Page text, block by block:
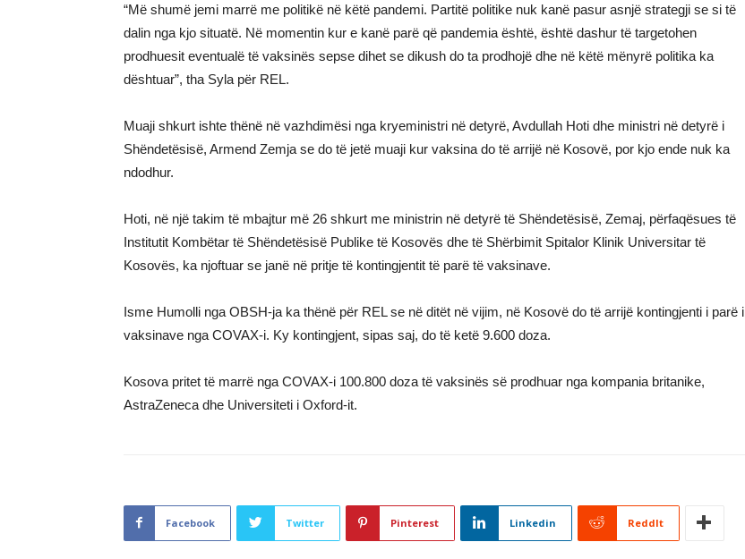
“Më shumë jemi marrë me politikë në këtë pandemi. Partitë politike nuk kanë pasur asnjë strategji se si të
dalin nga kjo situatë. Në momentin kur e kanë parë që pandemia është, është dashur të targetohen
prodhuesit eventualë të vaksinës sepse dihet se dikush do ta prodhojë dhe në këtë mënyrë politika ka
dështuar”, tha Syla për REL.
Muaji shkurt ishte thënë në vazhdimësi nga kryeministri në detyrë, Avdullah Hoti dhe ministri në detyrë i
Shëndetësisë, Armend Zemja se do të jetë muaji kur vaksina do të arrijë në Kosovë, por kjo ende nuk ka
ndodhur.
Hoti, në një takim të mbajtur më 26 shkurt me ministrin në detyrë të Shëndetësisë, Zemaj, përfaqësues të
Institutit Kombëtar të Shëndetësisë Publike të Kosovës dhe të Shërbimit Spitalor Klinik Universitar të
Kosovës, ka njoftuar se janë në pritje të kontingjentit të parë të vaksinave.
Isme Humolli nga OBSH-ja ka thënë për REL se në ditët në vijim, në Kosovë do të arrijë kontingjenti i parë i
vaksinave nga COVAX-i. Ky kontingjent, sipas saj, do të ketë 9.600 doza.
Kosova pritet të marrë nga COVAX-i 100.800 doza të vaksinës së prodhuar nga kompania britanike,
AstraZeneca dhe Universiteti i Oxford-it.
Facebook Twitter Pinterest Linkedin ReddIt